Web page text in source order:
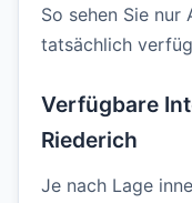
So sehen Sie nur
tatsächlich
Verfügbare
Riederich
Je nach Lage